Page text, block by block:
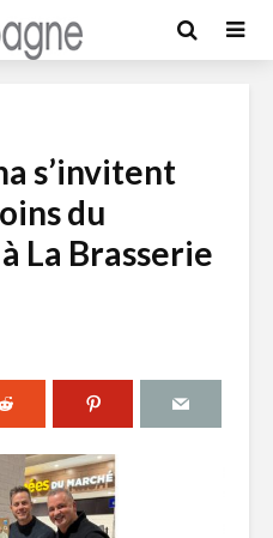
s’invitent
du
La Brasserie